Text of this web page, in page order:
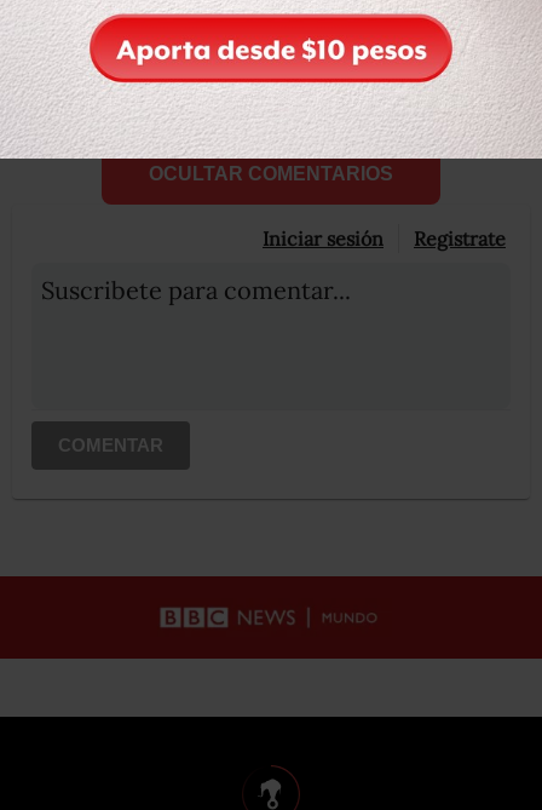
Compartir Leer después
OCULTAR COMENTARIOS
Iniciar sesión Registrate
Suscribete para comentar...
COMENTAR